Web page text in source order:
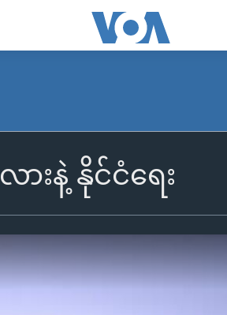
ားနဲ့ နိုင်ငံရေး